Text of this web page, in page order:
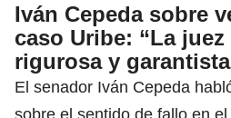
Iván Cepeda sobre
caso Uribe: “La
rigurosa y
El senador Iván Cepeda
sobre el sentido de fallo en